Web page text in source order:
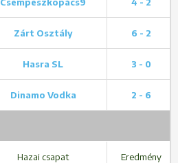
Zárt Osztály 6 - 2
Hasra SL 3 - 0
Dinamo Vodka 2 - 6
Hazai csapat Eredmény